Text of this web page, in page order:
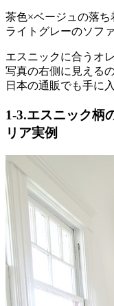
茶色×ベージュの落
ライトグレーのソフ
エスニックに合うオ
写真の右側に見える
日本の通販でも手に
1-3.エスニック柄
リア実例